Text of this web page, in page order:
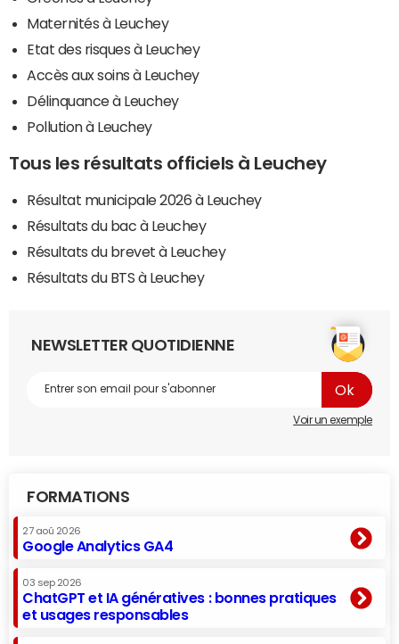
Maternités à Leuchey
Etat des risques à Leuchey
Accès aux soins à Leuchey
Délinquance à Leuchey
Pollution à Leuchey
Tous les résultats officiels à Leuchey
Résultat municipale 2026 à Leuchey
Résultats du bac à Leuchey
Résultats du brevet à Leuchey
Résultats du BTS à Leuchey
NEWSLETTER QUOTIDIENNE
Voir un exemple
FORMATIONS
27 aoû 2026
Google Analytics GA4
03 sep 2026
ChatGPT et IA génératives : bonnes pratiques
et usages responsables